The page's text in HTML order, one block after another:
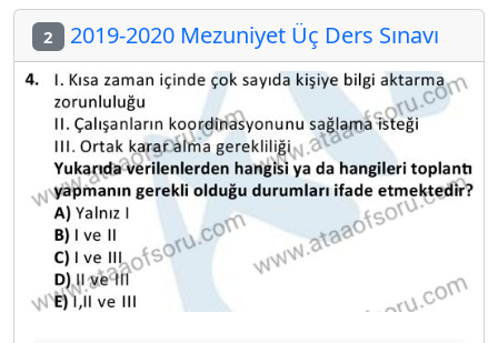
2 2019-2020 Mezuniyet Üç Ders Sınavı